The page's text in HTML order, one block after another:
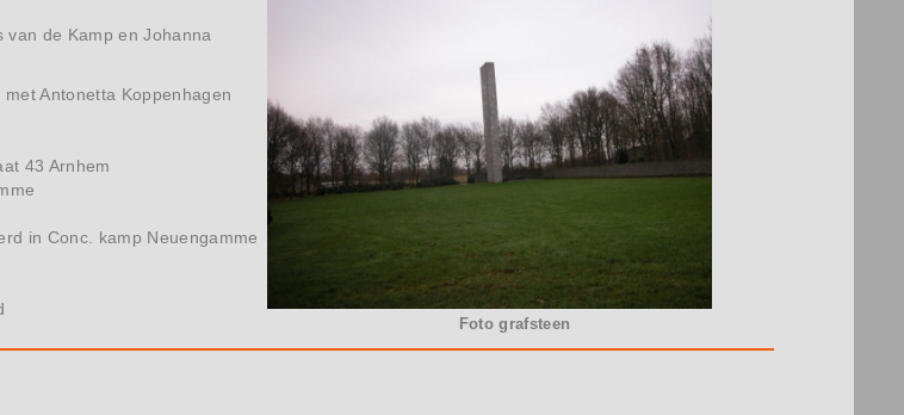
van de Kamp en Johanna
met Antonetta Koppenhagen
43 Arnhem
in Conc. kamp Neuengamme
Foto grafsteen